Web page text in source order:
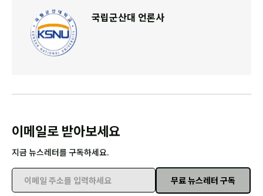
국립군산대 언론사
이메일로 받아보세요
지금 뉴스레터를 구독하세요.
이메일 주소를 입력하세요
무료 뉴스레터 구독